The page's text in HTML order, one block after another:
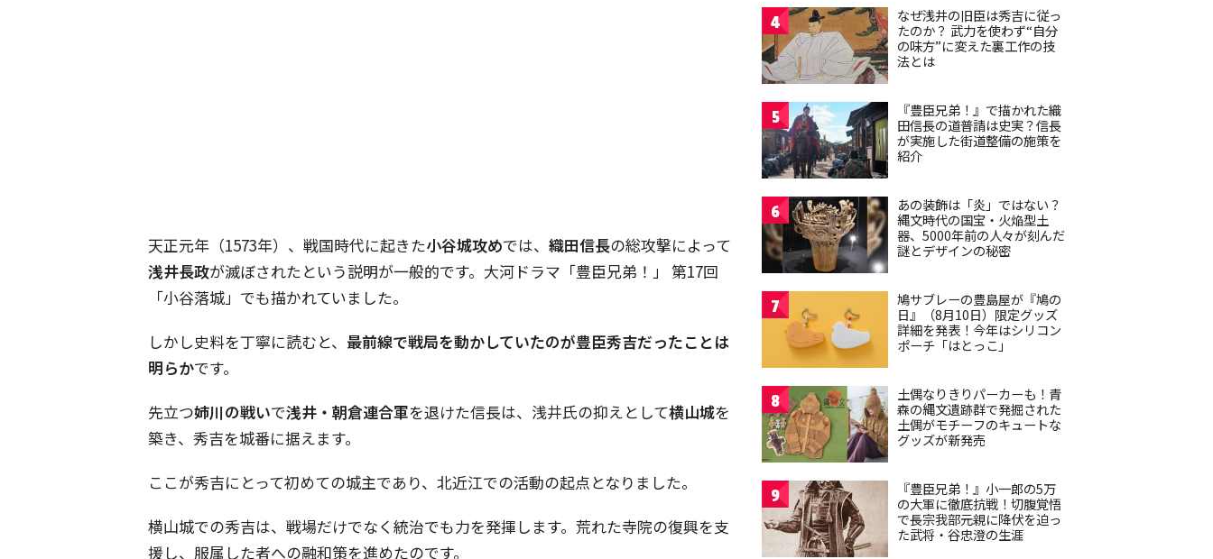
天正元年（1573年）、戦国時代に起きた小谷城攻めでは、 織田信長の総攻撃によって
浅井長政が滅ぼされたという説明が一般的です。大河ドラマ「豊臣兄弟！」 第17回
「小谷落城」でも描かれていました。
しかし史料を丁寧に読むと、 最前線で戦局を動かしていたのが豊臣秀吉だったことは
明らかです。
先立つ姉川の戦いで浅井・朝倉連合軍を退けた信長は、浅井氏の抑えとして横山城を
築き、秀吉を城番に据えます。
ここが秀吉にとって初めての城主であり、北近江での活動の起点となりました。
横山城での秀吉は、戦場だけでなく統治でも力を発揮します。荒れた寺院の復興を支
援し、服属した者への融和策を進めたのです。
4
なぜ浅井の旧臣は秀吉に従っ
たのか？ 武力を使わず“自分
の味方”に変えた裏工作の技
法とは
5
『豊臣兄弟！』で描かれた織
田信長の道普請は史実？信長
が実施した街道整備の施策を
紹介
6
あの装飾は「炎」ではない？
縄文時代の国宝・火焔型土
器、5000年前の人々が刻んだ
謎とデザインの秘密
7
鳩サブレーの豊島屋が『鳩の
日』（8月10日）限定グッズ
詳細を発表！今年はシリコン
ポーチ「はとっこ」
8
土偶なりきりパーカーも！青
森の縄文遺跡群で発掘された
土偶がモチーフのキュートな
グッズが新発売
9
『豊臣兄弟！』小一郎の5万
の大軍に徹底抗戦！切腹覚悟
で長宗我部元親に降伏を迫っ
た武将・谷忠澄の生涯